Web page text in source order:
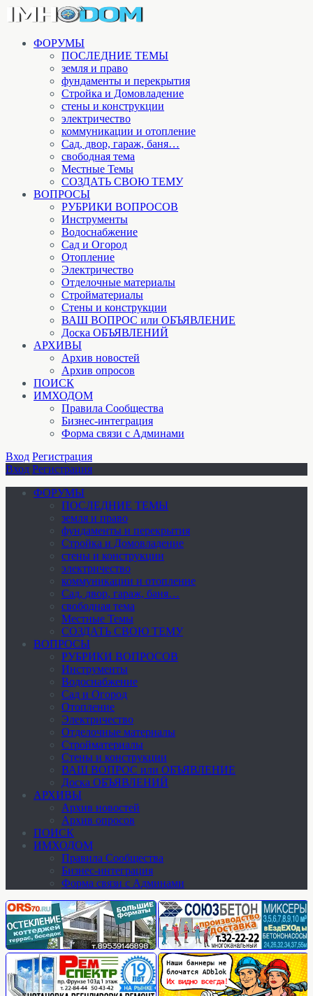
ФОРУМЫ
ПОСЛЕДНИЕ ТЕМЫ
земля и право
фундаменты и перекрытия
Стройка и Домовладение
стены и конструкции
электричество
коммуникации и отопление
Cад, двор, гараж, баня…
свободная тема
Местные Темы
СОЗДАТЬ СВОЮ ТЕМУ
ВОПРОСЫ
РУБРИКИ ВОПРОСОВ
Инструменты
Водоснабжение
Сад и Огород
Отопление
Электричество
Отделочные материалы
Стройматериалы
Стены и конструкции
ВАШ ВОПРОС или ОБЪЯВЛЕНИЕ
Доска ОБЪЯВЛЕНИЙ
АРХИВЫ
Архив новостей
Архив опросов
ПОИСК
ИМХОДОМ
Правила Сообщества
Бизнес-интеграция
Форма связи с Админами
Вход Регистрация
Вход Регистрация
ФОРУМЫ
ПОСЛЕДНИЕ ТЕМЫ
земля и право
фундаменты и перекрытия
Стройка и Домовладение
стены и конструкции
электричество
коммуникации и отопление
Cад, двор, гараж, баня…
свободная тема
Местные Темы
СОЗДАТЬ СВОЮ ТЕМУ
ВОПРОСЫ
РУБРИКИ ВОПРОСОВ
Инструменты
Водоснабжение
Сад и Огород
Отопление
Электричество
Отделочные материалы
Стройматериалы
Стены и конструкции
ВАШ ВОПРОС или ОБЪЯВЛЕНИЕ
Доска ОБЪЯВЛЕНИЙ
АРХИВЫ
Архив новостей
Архив опросов
ПОИСК
ИМХОДОМ
Правила Сообщества
Бизнес-интеграция
Форма связи с Админами